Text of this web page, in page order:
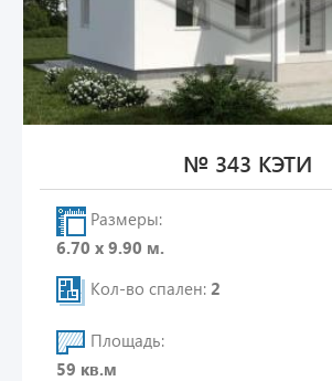
№ 343 КЭТИ
Размеры:
6.70 х 9.90 м.
Кол-во спален: 2
Площадь:
59 кв.м